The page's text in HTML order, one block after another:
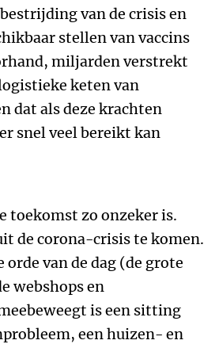
van de crisis en
stellen van vaccins
miljarden verstrekt
keten van
dat als deze krachten
snel veel bereikt kan
toekomst zo onzeker is.
de corona-crisis te komen.
van de dag (de grote
webshops en
is een sitting
een huizen- en